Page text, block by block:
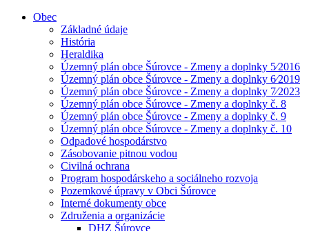
Obec
Základné údaje
História
Heraldika
Územný plán obce Šúrovce - Zmeny a doplnky 5⁄2016
Územný plán obce Šúrovce - Zmeny a doplnky 6⁄2019
Územný plán obce Šúrovce - Zmeny a doplnky 7⁄2023
Územný plán obce Šúrovce - Zmeny a doplnky č. 8
Územný plán obce Šúrovce - Zmeny a doplnky č. 9
Územný plán obce Šúrovce - Zmeny a doplnky č. 10
Odpadové hospodárstvo
Zásobovanie pitnou vodou
Civilná ochrana
Program hospodárskeho a sociálneho rozvoja
Pozemkové úpravy v Obci Šúrovce
Interné dokumenty obce
Združenia a organizácie
DHZ Šúrovce